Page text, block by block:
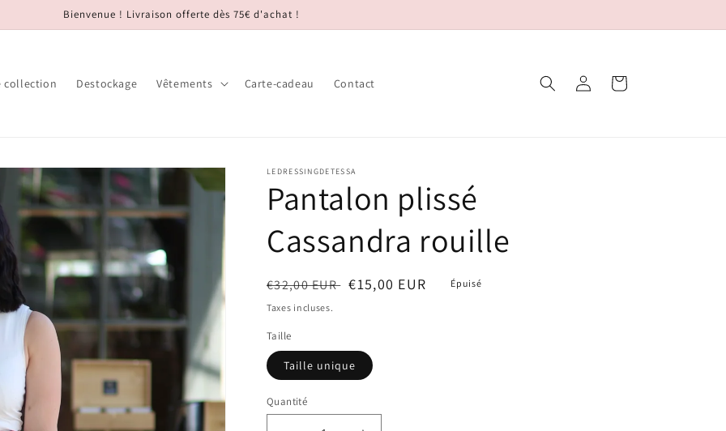
Bienvenue ! Livraison offerte dès 75€ d'achat !
collection Destockage Vêtements Carte-cadeau Contact Connexion Panier
LEDRESSINGDETESSA
Pantalon plissé
Cassandra rouille
Prix
habituel
€32,00 EUR Prix
€15,00 EUR
Épuisé
Taxes incluses.
Taille
Taille unique
Quantité